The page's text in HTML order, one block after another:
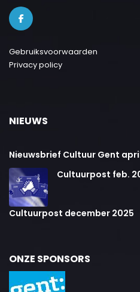
Gebruiksvoorwaarden
Privacy policy
NIEUWS
Nieuwsbrief Cultuur Gent
Cultuurpost feb.
Cultuurpost december 2025
ONZE SPONSORS